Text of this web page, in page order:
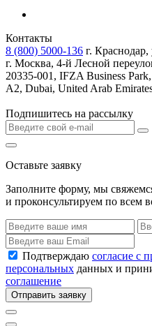
Контакты
8 (800) 5000-136 г.
г. Москва, 4-й Лесной
20335-001, IFZA Business
A2, Dubai, United Arab
Подпишитесь на рассылку
Оставьте заявку
Заполните форму, мы
и проконсультируем по всем
Подтверждаю согласие с
персональных данных и
соглашение
Отправить заявку